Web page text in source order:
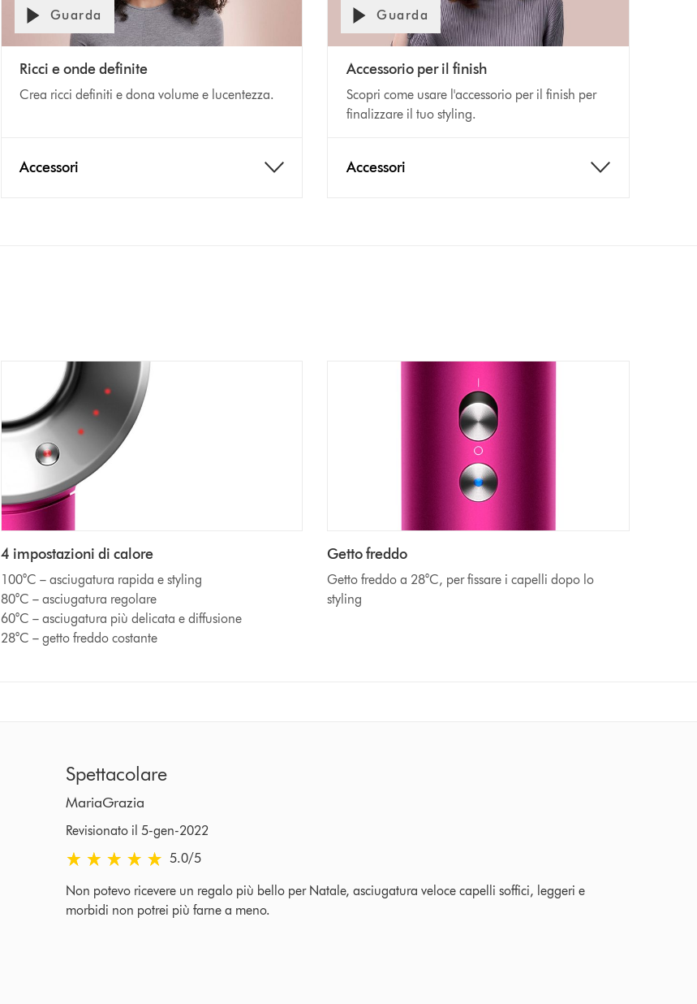
Guarda
Ricci e onde definite
Crea ricci definiti e dona volume e lucentezza.
Accessori
Guarda
Accessorio per il finish
Scopri come usare l'accessorio per il finish per
finalizzare il tuo styling.
Accessori
4 impostazioni di calore
100°C – asciugatura rapida e styling
80°C – asciugatura regolare
60°C – asciugatura più delicata e diffusione
28°C – getto freddo costante
Getto freddo
Getto freddo a 28°C, per fissare i capelli dopo lo
styling
Spettacolare
MariaGrazia
Revisionato il 5-gen-2022
5.0 stelle su 5 da Revisionato il 5-gen-2022 Ratings
5.0/5
Non potevo ricevere un regalo più bello per Natale, asciugatura veloce capelli soffici, leggeri e
morbidi non potrei più farne a meno.